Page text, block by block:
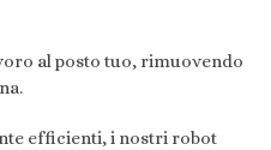
al posto tuo, rimuovendo
efficienti, i nostri robot